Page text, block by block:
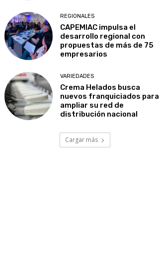
REGIONALES
CAPEMIAC impulsa el
desarrollo regional con
propuestas de más de 75
empresarios
VARIEDADES
Crema Helados busca
nuevos franquiciados para
ampliar su red de
distribución nacional
Cargar más